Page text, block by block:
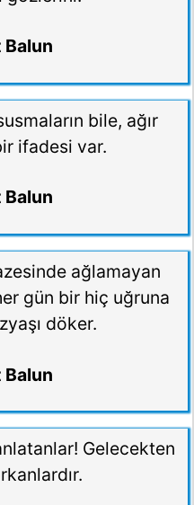
Balun
bile, ağır
ifadesi var.
Balun
ağlamayan
gün bir hiç uğruna
döker.
Balun
Gelecekten